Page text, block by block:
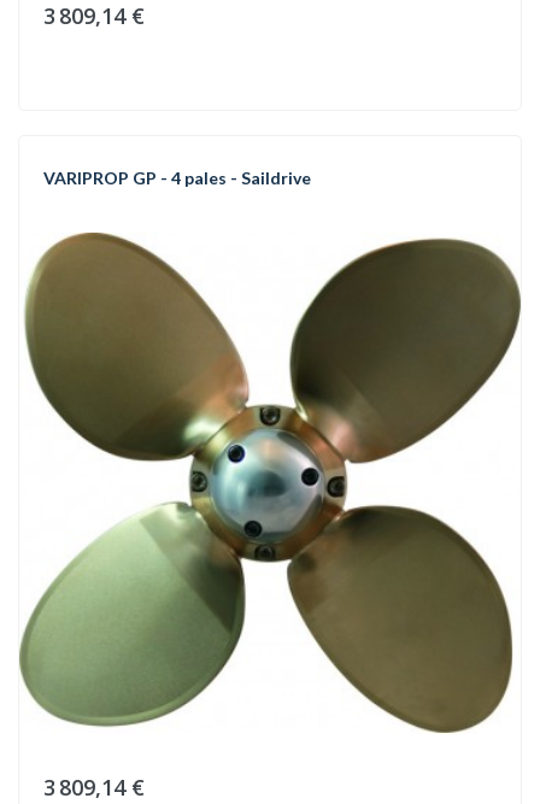
3 809,14 €
VARIPROP GP - 4 pales - Saildrive
3 809,14 €